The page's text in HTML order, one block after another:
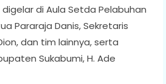
di Aula Setda Pelabuhan
Pararaja Danis, Sekretaris
dan tim lainnya, serta
Sukabumi, H. Ade